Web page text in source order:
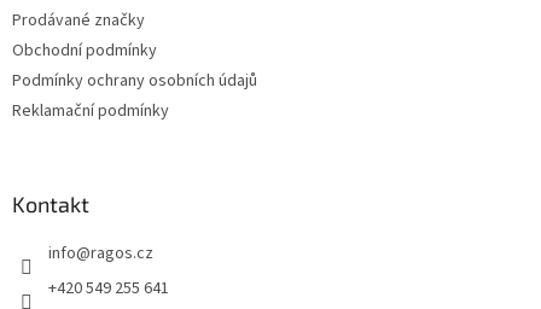
Prodávané značky
Obchodní podmínky
Podmínky ochrany osobních údajů
Reklamační podmínky
Kontakt
info@ragos.cz
+420 549 255 641